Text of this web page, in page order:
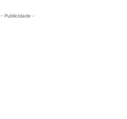
- Publicidade -